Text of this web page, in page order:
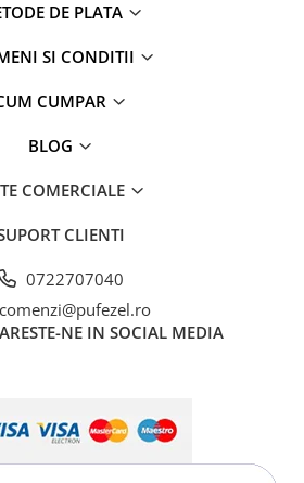
DE PLATA
SI CONDITII
CUMPAR
BLOG
COMERCIALE
CLIENTI
0722707040
comenzi@pufezel.ro
NE IN SOCIAL MEDIA